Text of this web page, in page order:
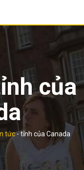
của
tức- tỉnh của Canada